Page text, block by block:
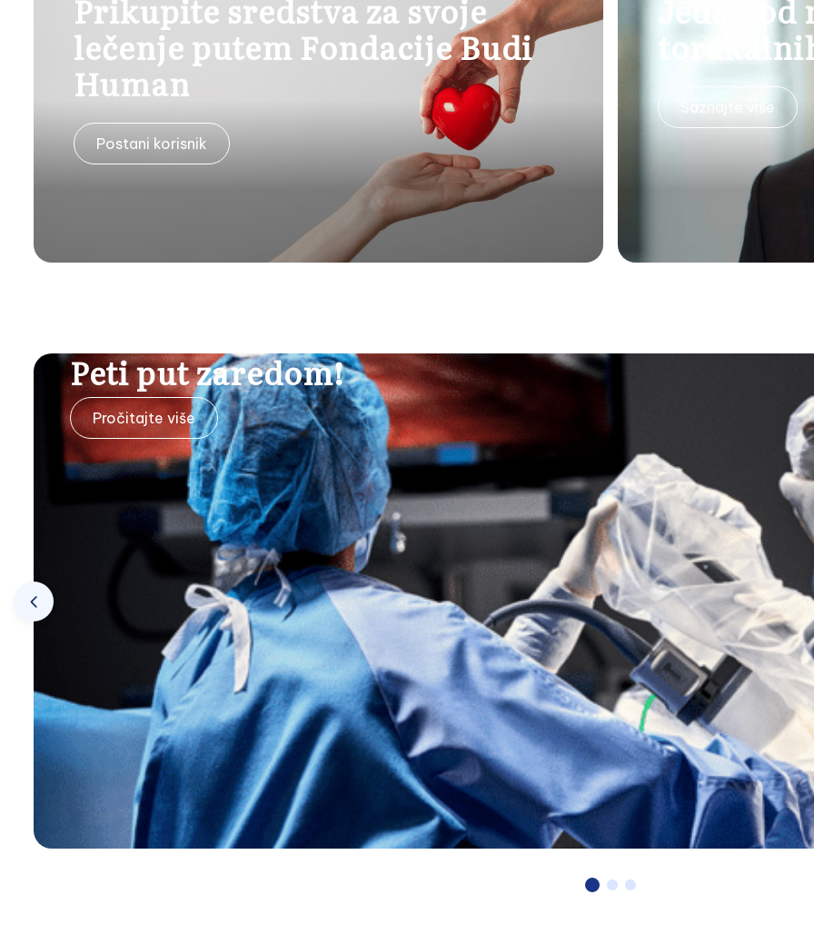
Prikupite sredstva za svoje
lečenje putem Fondacije Budi
Human
Postani korisnik
Jedan
Saznajte više
Peti put zaredom!
Pročitajte više